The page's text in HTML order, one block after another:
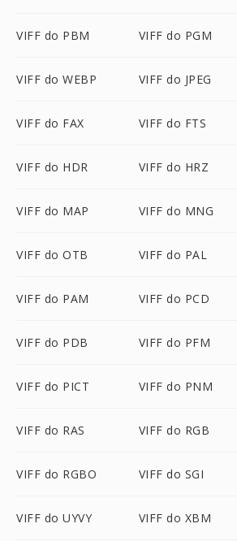
VIFF do PBM VIFF do PGM
VIFF do WEBP VIFF do JPEG
VIFF do FAX VIFF do FTS
VIFF do HDR VIFF do HRZ
VIFF do MAP VIFF do MNG
VIFF do OTB VIFF do PAL
VIFF do PAM VIFF do PCD
VIFF do PDB VIFF do PFM
VIFF do PICT VIFF do PNM
VIFF do RAS VIFF do RGB
VIFF do RGBO VIFF do SGI
VIFF do UYVY VIFF do XBM